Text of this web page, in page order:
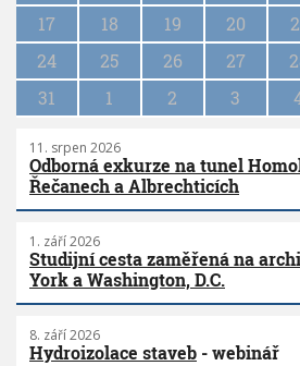
i
o
17
18 19 20
24
25 26 27
31
1 2 3
11. srpen 2026
Odborná exkurze na tunel
Řečanech a Albrechticích
1. září 2026
Studijní cesta zaměřená na
York a Washington, D.C.
8. září 2026
Hydroizolace staveb - webinář